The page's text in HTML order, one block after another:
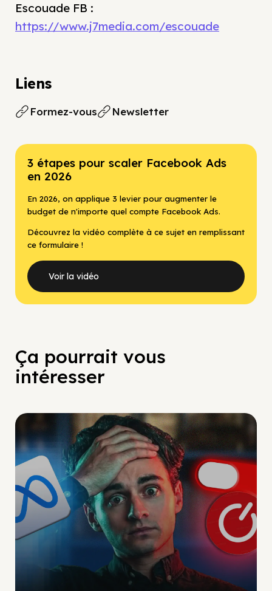
Escouade FB :
https://www.j7media.com/escouade
Liens
Formez-vous Newsletter
3 étapes pour scaler Facebook Ads
en 2026
En 2026, on applique 3 levier pour augmenter le
budget de n'importe quel compte Facebook Ads.
Découvrez la vidéo complète à ce sujet en remplissant
ce formulaire !
Voir la vidéo
Ça pourrait vous
intéresser
Social Scaling